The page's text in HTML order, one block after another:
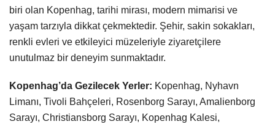
biri olan Kopenhag, tarihi mirası, modern mimarisi ve
yaşam tarzıyla dikkat çekmektedir. Şehir, sakin sokakları,
renkli evleri ve etkileyici müzeleriyle ziyaretçilere
unutulmaz bir deneyim sunmaktadır.
Kopenhag’da Gezilecek Yerler: Kopenhag, Nyhavn
Limanı, Tivoli Bahçeleri, Rosenborg Sarayı, Amalienborg
Sarayı, Christiansborg Sarayı, Kopenhag Kalesi,